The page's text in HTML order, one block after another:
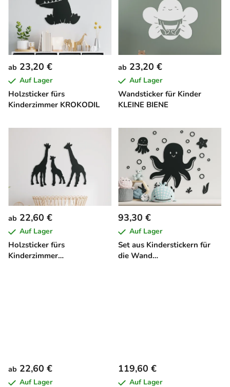
Holzsticker fürs
Kinderzimmer KROKODIL
ab 23,20 €
Auf Lager
Wandsticker für Kinder
KLEINE BIENE
ab 23,20 €
Auf Lager
Holzsticker fürs
Kinderzimmer
ab 22,60 €
Auf Lager
Set aus Kinderstickern für
die Wand
93,30 €
Auf Lager
ab 22,60 €
Auf Lager
119,60 €
Auf Lager